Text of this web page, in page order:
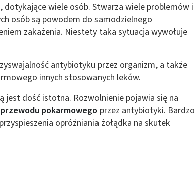
wiele osób. Stwarza wiele problemów i
osób są powodem do samodzielnego
zakażenia. Niestety taka sytuacja wywołuje
antybiotyku przez organizm, a także
innych stosowanych leków.
jest dość istotna. Rozwolnienie pojawia się na
przewodu pokarmowego przez antybiotyki. Bardzo
opróżniania żołądka na skutek